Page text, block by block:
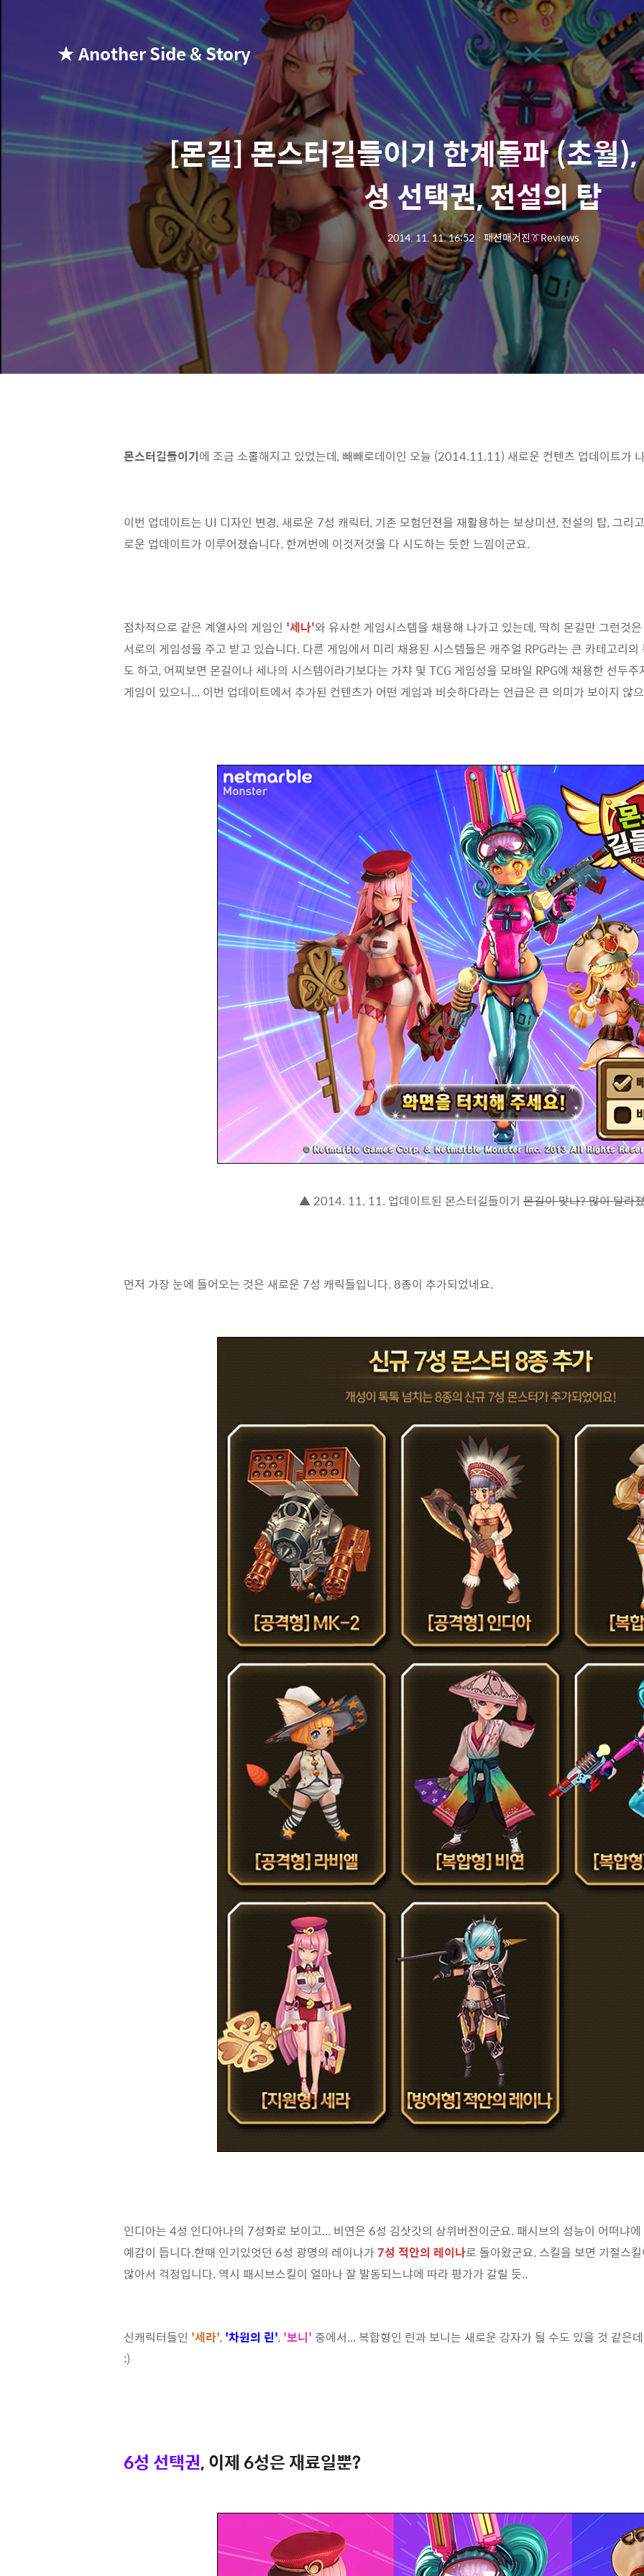
★ Another Side & Story
[몬길] 몬스터길들이기 한계돌파 (초월
성 선택권, 전설의 탑
2014. 11. 11. 16:52ㆍ 패션매거진👔Reviews
몬스터길들이기에 조금 소홀해지고 있었는데, 빼빼로데이인 오늘 (2014.11.11) 새로운 컨텐츠 업데이트가
이번 업데이트는 UI 디자인 변경, 새로운 7성 캐릭터, 기존 모험던젼을 재활용하는 보상미션, 전설의 탑, 그리
로운 업데이트가 이루어졌습니다. 한꺼번에 이것저것을 다 시도하는 듯한 느낌이군요.
점차적으로 같은 계열사의 게임인 '세나'와 유사한 게임시스템을 채용해 나가고 있는데, 딱히 몬길만 그런것
서로의 게임성을 주고 받고 있습니다. 다른 게임에서 미리 채용된 시스템들은 캐주얼 RPG라는 큰 카테고리
도 하고, 어찌보면 몬길이나 세나의 시스템이라기보다는 가챠 및 TCG 게임성을 모바일 RPG에 채용한 선두
게임이 있으니... 이번 업데이트에서 추가된 컨텐츠가 어떤 게임과 비슷하다라는 언급은 큰 의미가 보이지 않
▲ 2014. 11. 11. 업데이트된 몬스터길들이기 몬길이 맞나? 많이 달라
먼저 가장 눈에 들어오는 것은 새로운 7성 캐릭들입니다. 8종이 추가되었네요.
인디아는 4성 인디아나의 7성화로 보이고... 비연은 6성 김삿갓의 상위버전이군요. 패시브의 성능이 어떠냐
예감이 듭니다.한때 인기있엇던 6성 광명의 레이나가7성 적안의 레이나로 돌아왔군요. 스킬을 보면 기절스
않아서 걱정입니다. 역시 패시브스킬이 얼마나 잘 발동되느냐에 따라 평가가 갈릴 듯..
신캐릭터들인 '세라', '차원의 린', '보니' 중에서... 복합형인 린과 보니는 새로운 강자가 될 수도 있을 것 같은
:)
6성 선택권, 이제 6성은 재료일뿐?